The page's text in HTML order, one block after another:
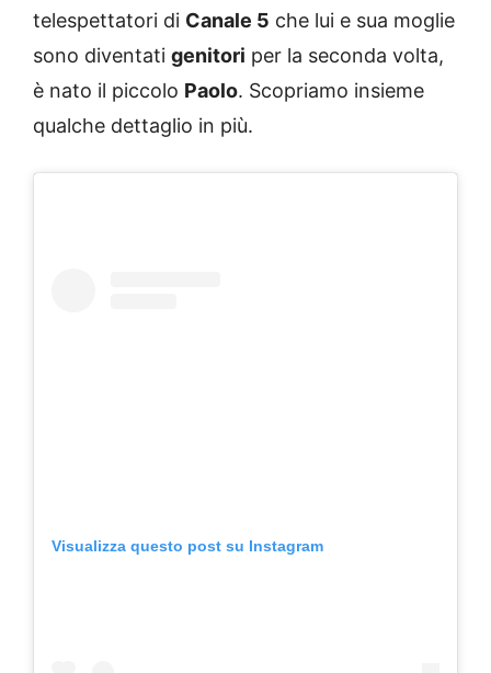
telespettatori di Canale 5 che lui e sua moglie
sono diventati genitori per la seconda volta,
è nato il piccolo Paolo. Scopriamo insieme
qualche dettaglio in più.
Visualizza questo post su Instagram